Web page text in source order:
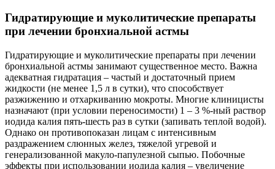
Гидратирующие и муколитические препараты
при лечении бронхиальной астмы
Гидратирующие и муколитические препараты при лечении
бронхиальной астмы занимают существенное место. Важна
адекватная гидратация – частый и достаточный прием
жидкости (не менее 1,5 л в сутки), что способствует
разжижению и отхаркиванию мокроты. Многие клиницисты
назначают (при условии переносимости) 1 – 3 %-ный раствор
иодида калия пять-шесть раз в сутки (запивать теплой водой).
Однако он противопоказан лицам с интенсивным
раздражением слюнных желез, тяжелой угревой и
генерализованной макуло-папулезной сыпью. Побочные
эффекты при использовании иодида калия – увеличение